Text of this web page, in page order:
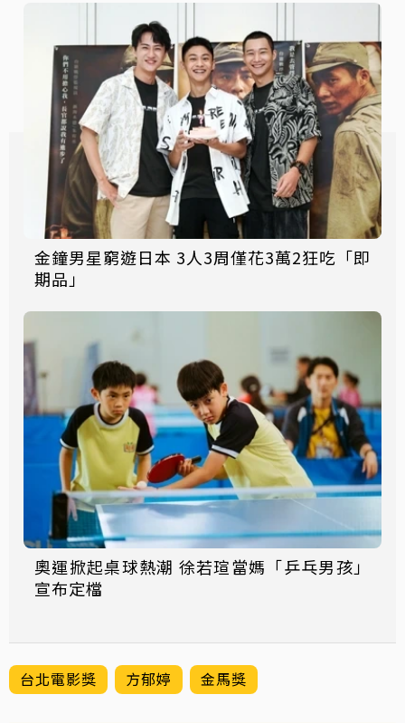
金鐘男星窮遊日本 3人3周僅花3萬2狂吃「即
期品」
奧運掀起桌球熱潮 徐若瑄當媽「乒乓男孩」
宣布定檔
台北電影獎 方郁婷 金馬獎